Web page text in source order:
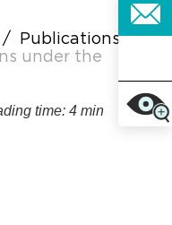
/
Publications
under the
time: 4 min